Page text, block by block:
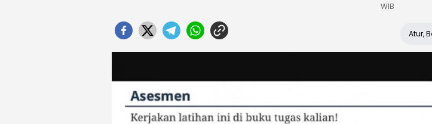
WIB
Atur,